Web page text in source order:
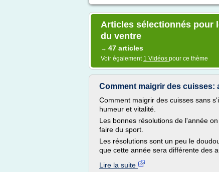
Articles sélectionnés pour
du ventre
→ 47 articles
Voir également 1 Vidéos pour ce thème
Comment maigrir des
Comment maigrir des cuisses sans
humeur et vitalité.
Les bonnes résolutions de l'année
faire du sport.
Les résolutions sont un peu le
que cette année sera différente des
Lire la suite